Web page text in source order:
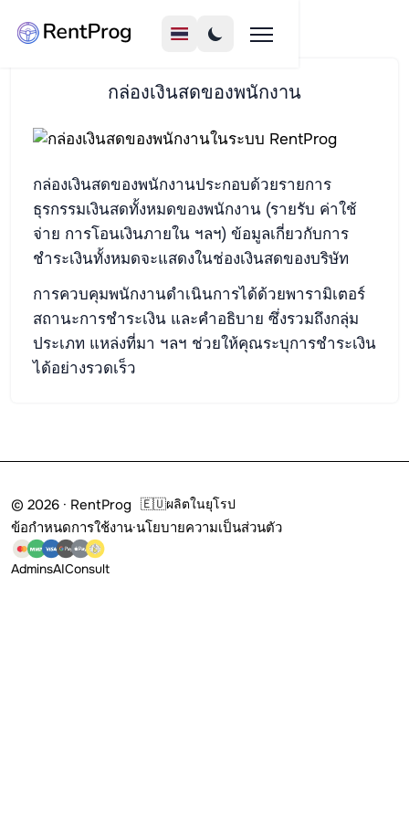
กล่องเงินสดของพนักงาน
กล่องเงินสดของพนักงานประกอบด้วยรายการ
ธุรกรรมเงินสดทั้งหมดของพนักงาน (รายรับ ค่าใช้
จ่าย การโอนเงินภายใน ฯลฯ) ข้อมูลเกี่ยวกับการ
ชำระเงินทั้งหมดจะแสดงในช่องเงินสดของบริษัท
การควบคุมพนักงานดำเนินการได้ด้วยพารามิเตอร์
สถานะการชำระเงิน และคำอธิบาย ซึ่งรวมถึงกลุ่ม
ประเภท แหล่งที่มา ฯลฯ ช่วยให้คุณระบุการชำระเงิน
ได้อย่างรวดเร็ว
© 2026 · RentProg 🇪🇺ผลิตในยุโรป
ข้อกำหนดการใช้งาน·นโยบายความเป็นส่วนตัว
AdminsAIConsult